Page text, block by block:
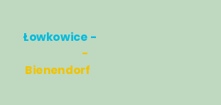
Łowkowice -
-
Bienendorf